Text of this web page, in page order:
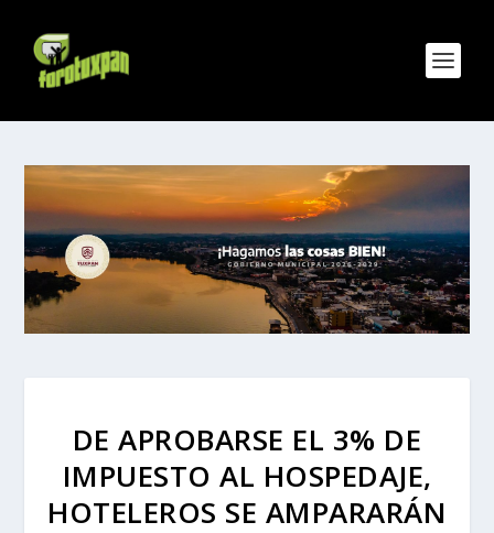
DE APROBARSE EL 3% DE
IMPUESTO AL HOSPEDAJE,
HOTELEROS SE AMPARARÁN